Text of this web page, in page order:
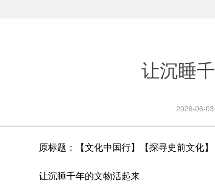
让沉睡
2026-06-
原标题：【文化中国行】【探寻史前文化】
让沉睡千年的文物活起来